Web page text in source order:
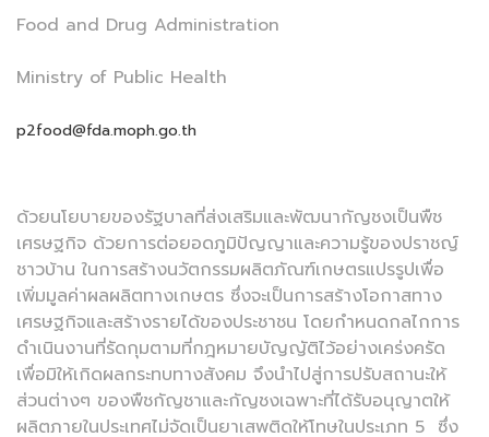
Food and Drug Administration
Ministry of Public Health
p2food@fda.moph.go.th
ด้วยนโยบายของรัฐบาลที่ส่งเสริมและพัฒนากัญชงเป็นพืช
เศรษฐกิจ ด้วยการต่อยอดภูมิปัญญาและความรู้ของปราชญ์
ชาวบ้าน ในการสร้างนวัตกรรมผลิตภัณฑ์เกษตรแปรรูปเพื่อ
เพิ่มมูลค่าผลผลิตทางเกษตร ซึ่งจะเป็นการสร้างโอกาสทาง
เศรษฐกิจและสร้างรายได้ของประชาชน โดยกำหนดกลไกการ
ดำเนินงานที่รัดกุมตามที่กฎหมายบัญญัติไว้อย่างเคร่งครัด
เพื่อมิให้เกิดผลกระทบทางสังคม จึงนำไปสู่การปรับสถานะให้
ส่วนต่างๆ ของพืชกัญชาและกัญชงเฉพาะที่ได้รับอนุญาตให้
ผลิตภายในประเทศไม่จัดเป็นยาเสพติดให้โทษในประเภท 5 ซึ่ง